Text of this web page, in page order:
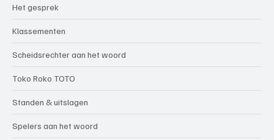
Het gesprek
Klassementen
Scheidsrechter aan het woord
Toko Roko TOTO
Standen & uitslagen
Spelers aan het woord